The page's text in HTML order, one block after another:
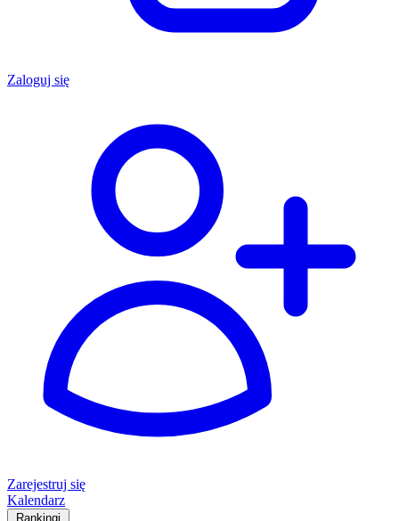
Zaloguj się
Zarejestruj się
Kalendarz
Rankingi